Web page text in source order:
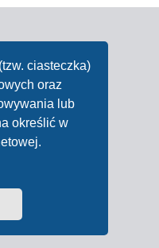
ciasteczka)
oraz
lub
określić w